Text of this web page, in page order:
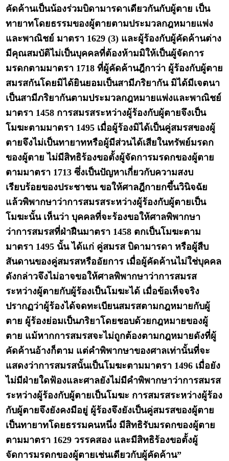
คัดค้านเป็นน้องร่วมบิดามารดาเดียวกันกับผู้ตาย เป็น
ทายาทโดยธรรมของผู้ตายตามประมวลกฎหมายแพ่ง
และพาณิชย์ มาตรา 1629 (3) และผู้ร้องกับผู้คัดค้านต่าง
มีคุณสมบัติไม่เป็นบุคคลที่ต้องห้ามมิให้เป็นผู้จัดการ
มรดกตามมาตรา 1718 ที่ผู้คัดค้านฎีกาว่า ผู้ร้องกับผู้ตาย
สมรสกันโดยมิได้ยินยอมเป็นสามีภริยากัน มิได้มีเจตนา
เป็นสามีภริยากันตามประมวลกฎหมายแพ่งและพาณิชย์
มาตรา 1458 การสมรสระหว่างผู้ร้องกับผู้ตายจึงเป็น
โมฆะตามมาตรา 1495 เมื่อผู้ร้องมิได้เป็นคู่สมรสของผู้
ตายจึงไม่เป็นทายาทหรือผู้มีส่วนได้เสียในทรัพย์มรดก
ของผู้ตาย ไม่มีสิทธิร้องขอตั้งผู้จัดการมรดกของผู้ตาย
ตามมาตรา 1713 ซึ่งเป็นปัญหาเกี่ยวกับความสงบ
เรียบร้อยของประชาชน ขอให้ศาลฎีกายกขึ้นวินิจฉัย
แล้วพิพากษาว่าการสมรสระหว่างผู้ร้องกับผู้ตายเป็น
โมฆะนั้น เห็นว่า บุคคลที่จะร้องขอให้ศาลพิพากษา
ว่าการสมรสที่ฝ่าฝืนมาตรา 1458 ตกเป็นโมฆะตาม
มาตรา 1495 นั้น ได้แก่ คู่สมรส บิดามารดา หรือผู้สืบ
สันดานของคู่สมรสหรืออัยการ เมื่อผู้คัดค้านไม่ใช่บุคคล
ดังกล่าวจึงไม่อาจขอให้ศาลพิพากษาว่าการสมรส
ระหว่างผู้ตายกับผู้ร้องเป็นโมฆะได้ เมื่อข้อเท็จจริง
ปรากฏว่าผู้ร้องได้จดทะเบียนสมรสตามกฎหมายกับผู้
ตาย ผู้ร้องย่อมเป็นภริยาโดยชอบด้วยกฎหมายของผู้
ตาย แม้หากการสมรสจะไม่ถูกต้องตามกฎหมายดังที่ผู้
คัดค้านอ้างก็ตาม แต่คำพิพากษาของศาลเท่านั้นที่จะ
แสดงว่าการสมรสนั้นเป็นโมฆะตามมาตรา 1496 เมื่อยัง
ไม่มีฝ่ายใดฟ้องและศาลยังไม่มีคำพิพากษาว่าการสมรส
ระหว่างผู้ร้องกับผู้ตายเป็นโมฆะ การสมรสระหว่างผู้ร้อง
กับผู้ตายจึงยังคงมีอยู่ ผู้ร้องจึงยังเป็นคู่สมรสของผู้ตาย
เป็นทายาทโดยธรรมคนหนึ่ง มีสิทธิรับมรดกของผู้ตาย
ตามมาตรา 1629 วรรคสอง และมีสิทธิร้องขอตั้งผู้
จัดการมรดกของผู้ตายเช่นเดียวกับผู้คัดค้าน”